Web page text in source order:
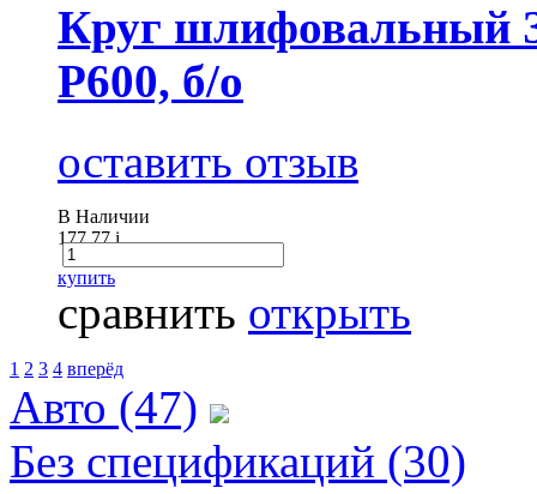
Круг шлифовальный
Р600, б/о
оставить отзыв
В Наличии
177.77i
купить
сравнить открыть
1 2 3 4 вперёд
Авто (47)
Без спецификаций (30)